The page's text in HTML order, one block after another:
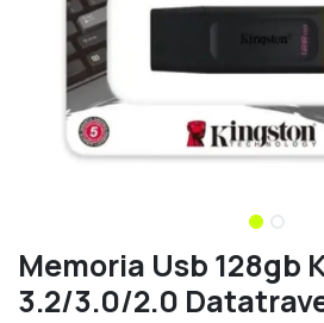
Memoria Usb 128gb
3.2/3.0/2.0